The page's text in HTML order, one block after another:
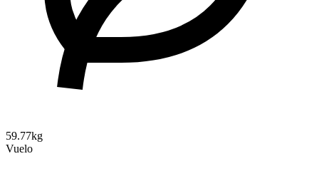
59.77kg
Vuelo